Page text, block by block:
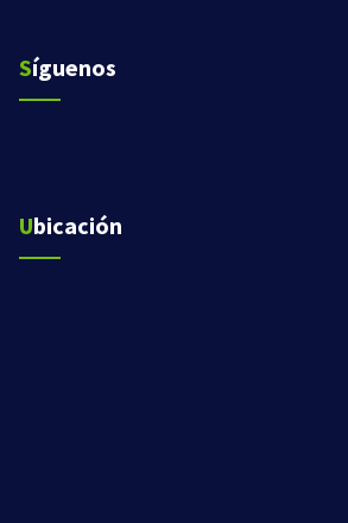
Síguenos
Ubicación